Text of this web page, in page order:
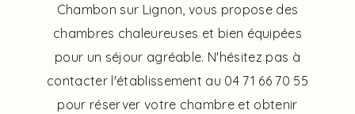
Chambon sur Lignon, vous propose des
chambres chaleureuses et bien équipées
pour un séjour agréable. N'hésitez pas à
contacter l'établissement au 04 71 66 70 55
pour réserver votre chambre et obtenir